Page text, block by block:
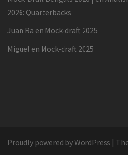
2026: Quarterbacks
Juan Ra en Mock-draft 2025
Miguel en Mock-draft 2025
Proudly powered by WordPress |